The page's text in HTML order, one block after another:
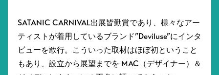
SATANIC CARNIVAL出展皆勤賞であり、様々なアー
ティストが着用しているブランド”Deviluse”にインタ
ビューを敢行。こういった取材はほぼ初ということ
もあり、設立から展望までを MAC（デザイナー）＆